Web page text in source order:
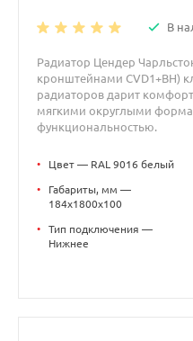
В
Радиатор Цендер
кронштейнами CVD1+BH)
радиаторов дарит
мягкими округлыми
функциональностью.
• Цвет — RAL 9016 белый
•
Габариты, мм —
184x1800x100
•
Тип подключения —
Нижнее